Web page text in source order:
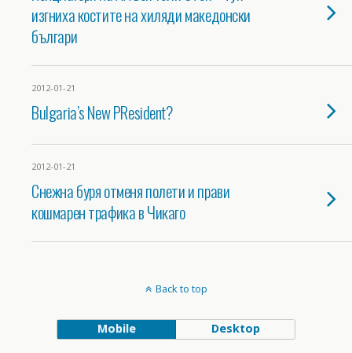
изгниха костите на хиляди македонски
българи
2012-01-21
Bulgaria’s New PResident?
2012-01-21
Снежна буря отменя полети и прави
кошмарен трафикa в Чикаго
Back to top
Mobile Desktop